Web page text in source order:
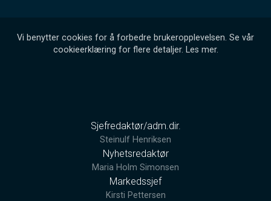
Vi benytter cookies for å forbedre brukeropplevelsen. Se vår
cookieerklæring for flere detaljer. Les mer.
Sjefredaktør/adm.dir.
Steinulf Henriksen
Nyhetsredaktør
Maria Holm Simonsen
Markedssjef
Kirsti Pettersen